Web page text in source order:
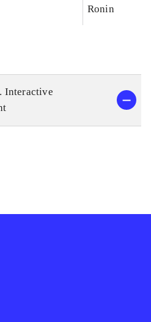
Ronin
Interactive